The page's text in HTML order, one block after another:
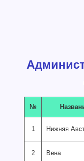
№
1 Нижняя
2 Вена